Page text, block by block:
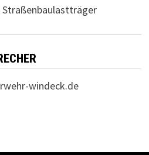
Straßenbaulastträger
windeck.de